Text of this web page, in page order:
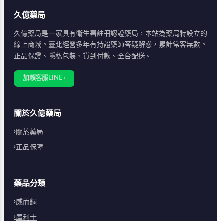
久億藥局
久億藥局是一家具有衛生署註冊認證藥局，本站為藥局特設立的
線上商城。臺北經營多年有持證藥師答疑解惑，累計常客無數。
正品保證、隱私包裝、貨到付款、全台配送。
加賴客服LINE ›
關於久億藥局
關於藥局
正品保障
藥品分類
威而鋼
犀利士